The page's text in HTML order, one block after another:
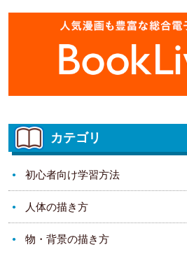
カテゴリ
初心者向け学習方法
人体の描き方
物・背景の描き方